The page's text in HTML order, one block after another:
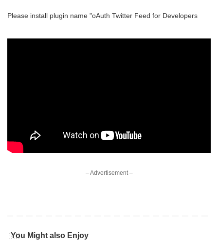
Please install plugin name "oAuth Twitter Feed for Developers
– Advertisement –
You Might also Enjoy